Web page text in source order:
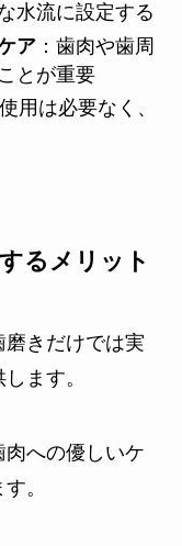
水流に設定する
ア：歯肉や歯周
とが重要
用は必要なく、
るメリット
磨きだけでは実
ます。
への優しいケ
。